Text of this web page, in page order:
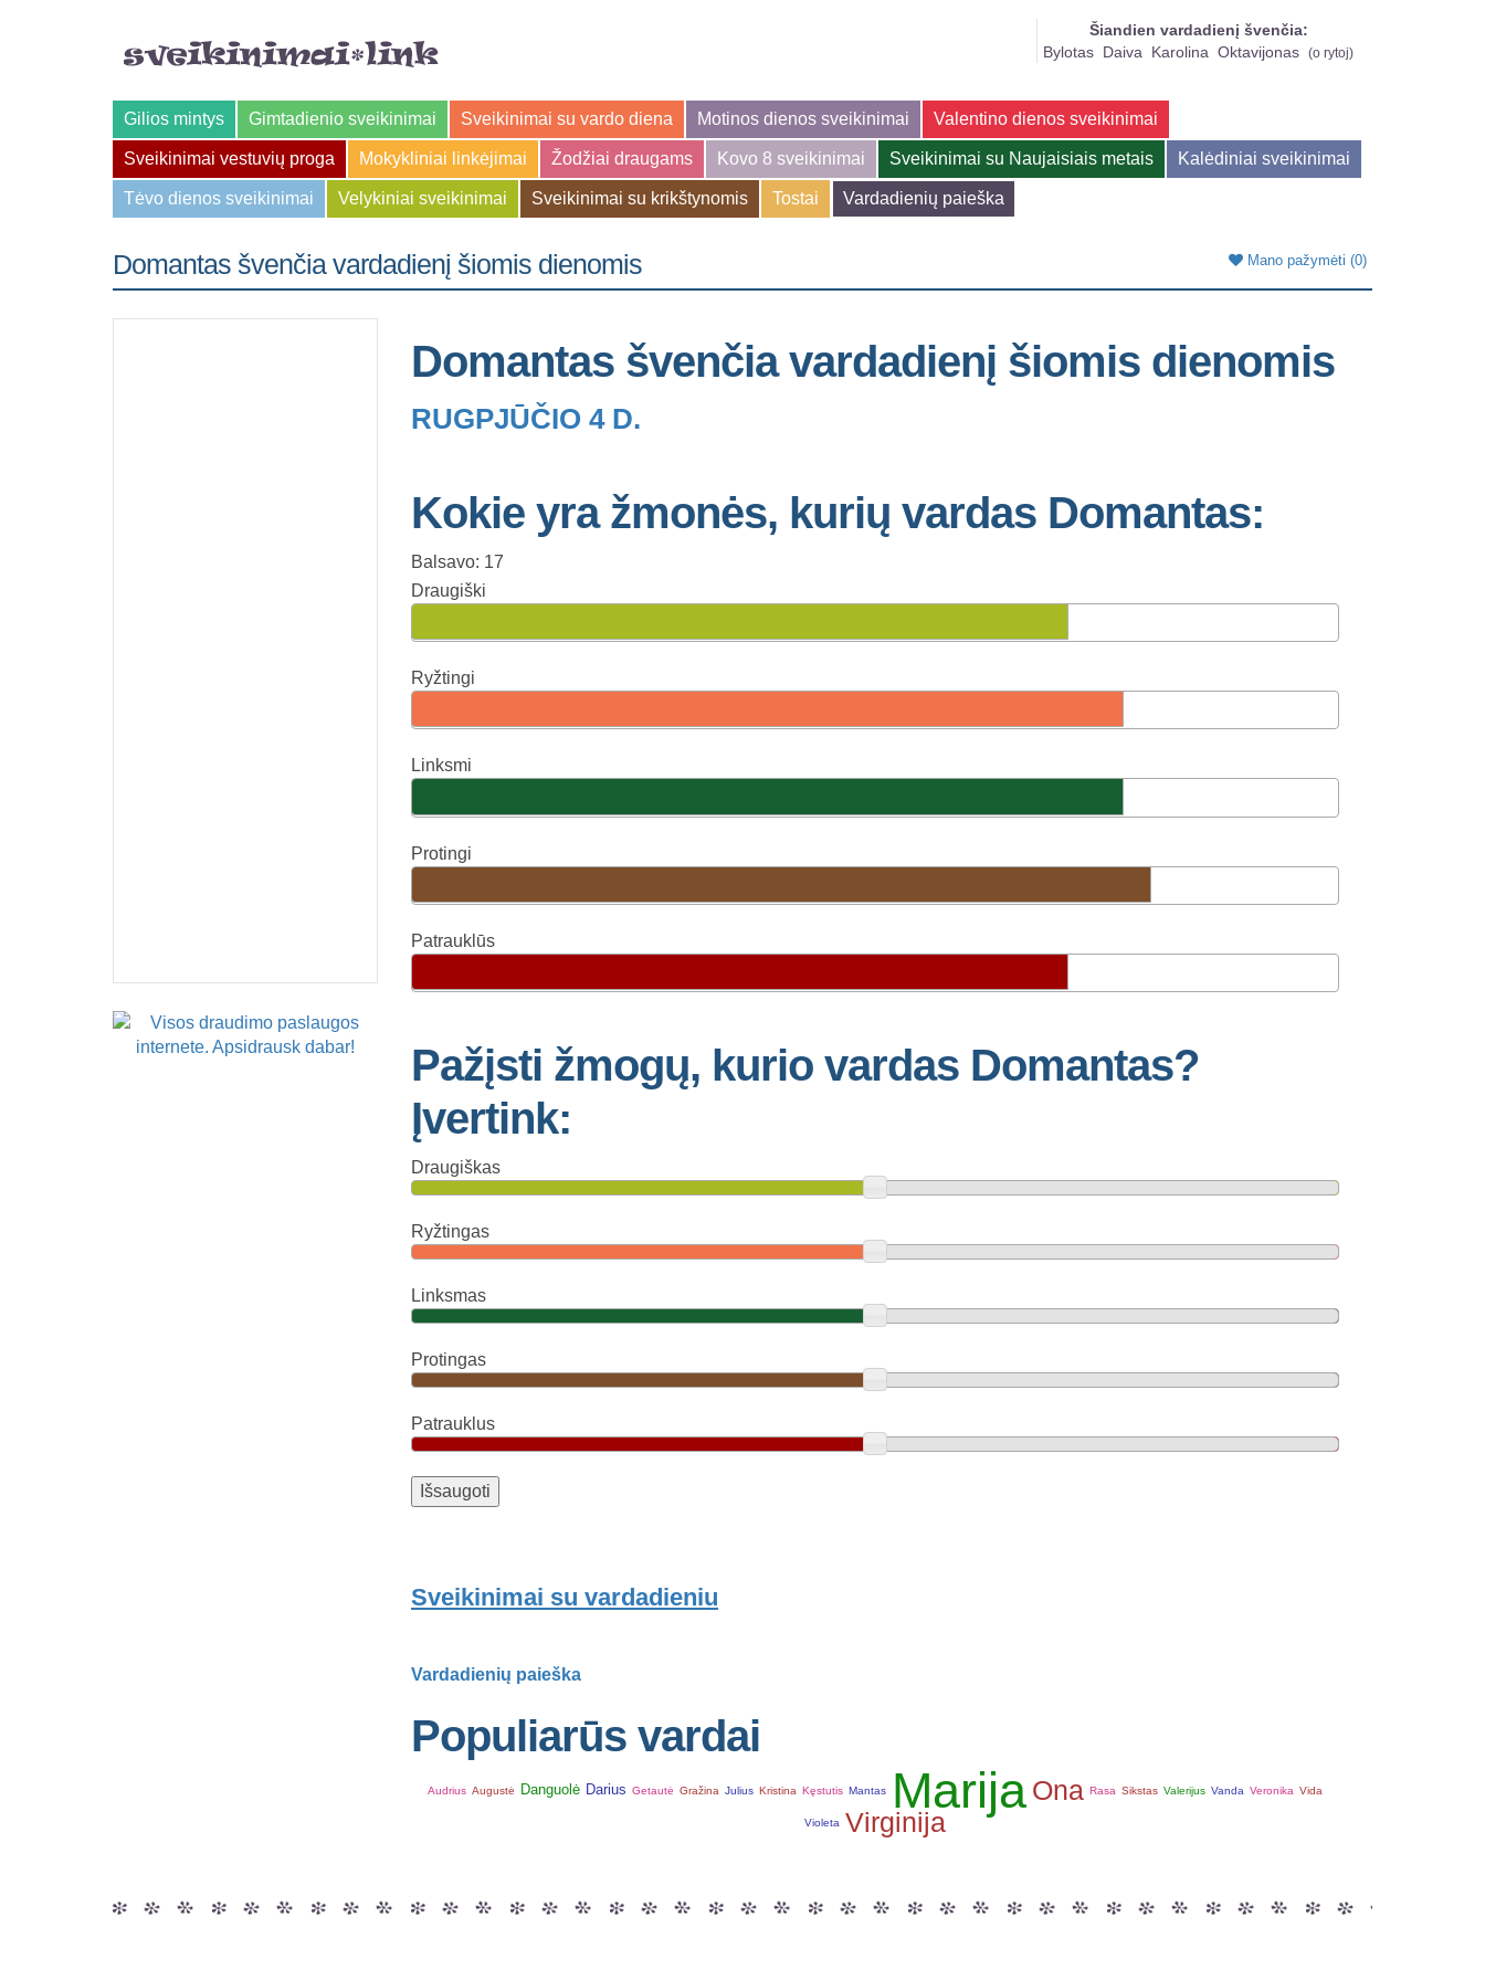
Šiandien vardadienį švenčia:
Bylotas Daiva Karolina Oktavijonas (o rytoj)
Gilios mintys Gimtadienio sveikinimai Sveikinimai su vardo diena Motinos dienos sveikinimai Valentino dienos sveikinimai
Sveikinimai vestuvių proga Mokykliniai linkėjimai Žodžiai draugams Kovo 8 sveikinimai Sveikinimai su Naujaisiais metais Kalėdiniai sveikinimai
Tėvo dienos sveikinimai Velykiniai sveikinimai Sveikinimai su krikštynomis Tostai Vardadienių paieška
Mano pažymėti (0)
Domantas švenčia vardadienį šiomis dienomis
Domantas švenčia vardadienį šiomis dienomis
RUGPJŪČIO 4 D.
Kokie yra žmonės, kurių vardas Domantas:
Balsavo: 17
Draugiški
Ryžtingi
Linksmi
Protingi
Patrauklūs
Pažįsti žmogų, kurio vardas Domantas?
Įvertink:
Draugiškas
Ryžtingas
Linksmas
Protingas
Patrauklus
Sveikinimai su vardadieniu
Vardadienių paieška
Populiarūs vardai
Audrius Augustė Danguolė Darius Getautė Gražina Julius Kristina Kęstutis Mantas Marija Ona Rasa Sikstas Valerijus Vanda Veronika Vida
Violeta Virginija